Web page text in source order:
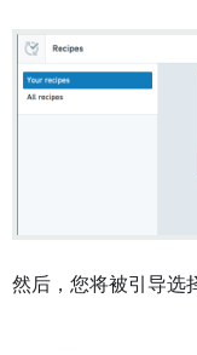
然后，您将被引导选